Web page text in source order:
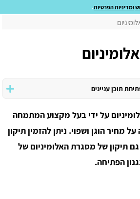
ומדיניות הפרטיות.
תוכן עניינים
על ידי בעל מקצוע המתמחה
מחיר הוגן ושפוי. ניתן להזמין תיקון
תיקון של מסגרת האלומיניום של
הפתיחה.